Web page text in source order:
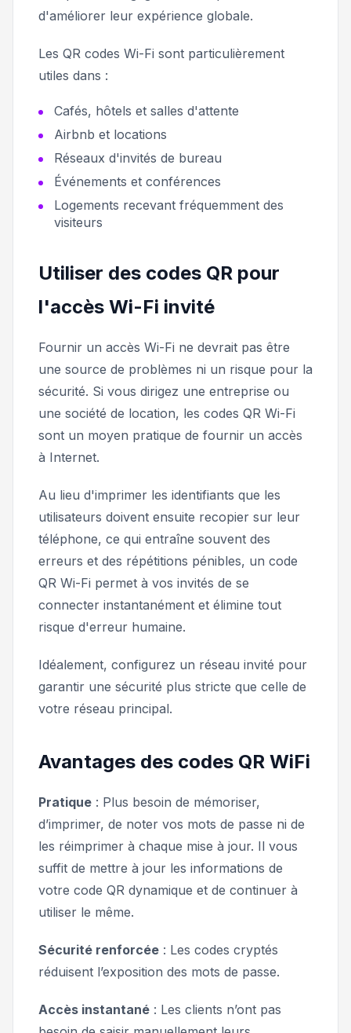
d'améliorer leur expérience globale.
Les QR codes Wi-Fi sont particulièrement
utiles dans :
Cafés, hôtels et salles d'attente
Airbnb et locations
Réseaux d'invités de bureau
Événements et conférences
Logements recevant fréquemment des
visiteurs
Utiliser des codes QR pour
l'accès Wi-Fi invité
Fournir un accès Wi-Fi ne devrait pas être
une source de problèmes ni un risque pour la
sécurité. Si vous dirigez une entreprise ou
une société de location, les codes QR Wi-Fi
sont un moyen pratique de fournir un accès
à Internet.
Au lieu d'imprimer les identifiants que les
utilisateurs doivent ensuite recopier sur leur
téléphone, ce qui entraîne souvent des
erreurs et des répétitions pénibles, un code
QR Wi-Fi permet à vos invités de se
connecter instantanément et élimine tout
risque d'erreur humaine.
Idéalement, configurez un réseau invité pour
garantir une sécurité plus stricte que celle de
votre réseau principal.
Avantages des codes QR WiFi
Pratique : Plus besoin de mémoriser,
d’imprimer, de noter vos mots de passe ni de
les réimprimer à chaque mise à jour. Il vous
suffit de mettre à jour les informations de
votre code QR dynamique et de continuer à
utiliser le même.
Sécurité renforcée : Les codes cryptés
réduisent l’exposition des mots de passe.
Accès instantané : Les clients n’ont pas